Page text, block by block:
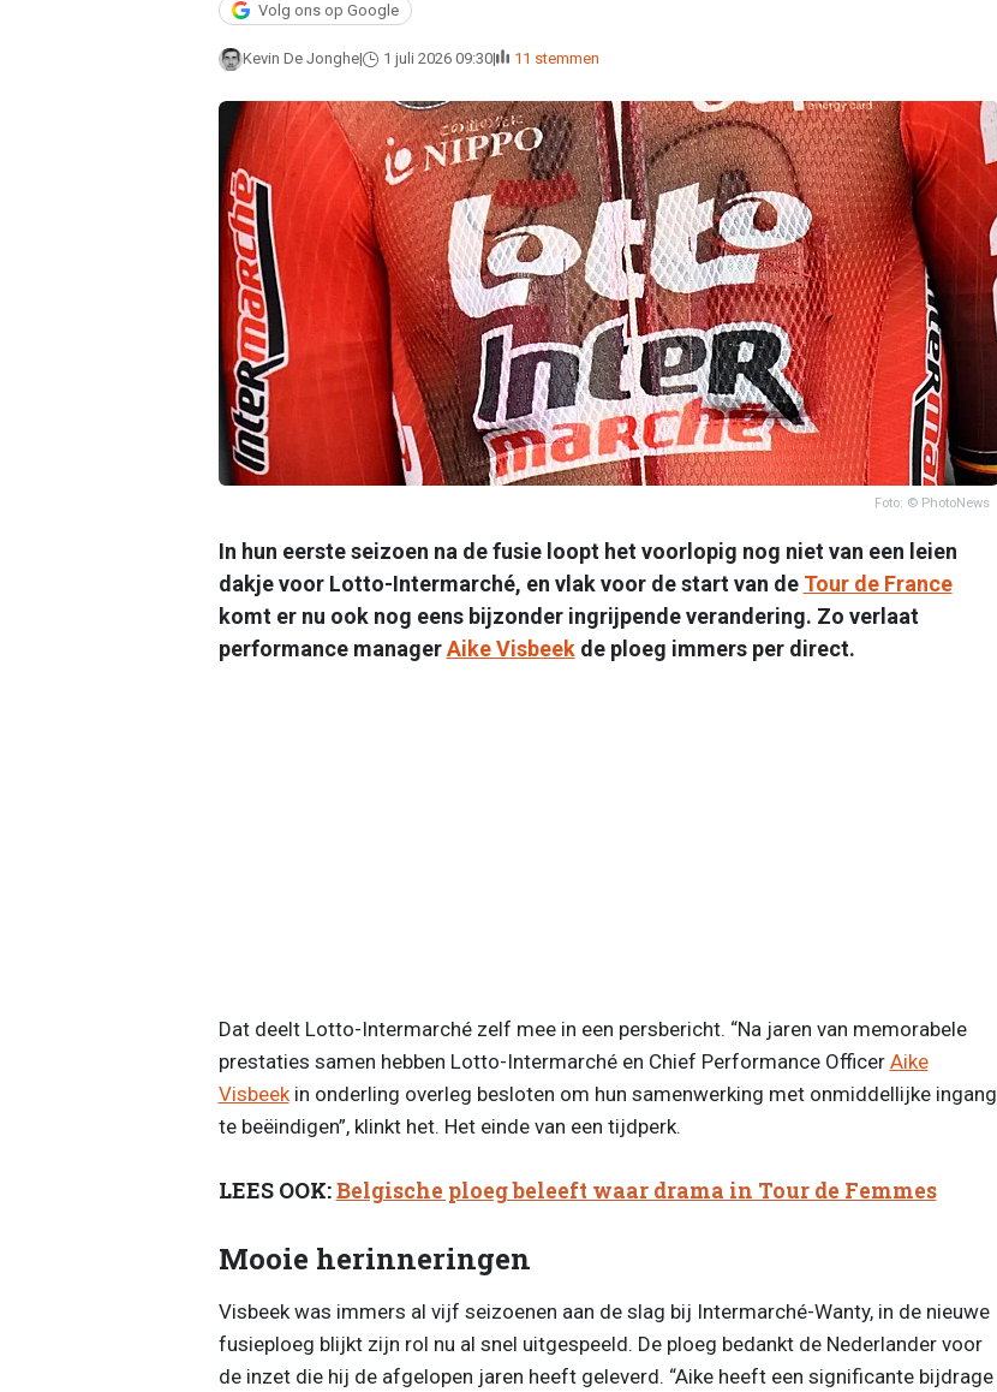
Volg ons op Google
Kevin De Jonghe 1 juli 2026 09:30 11 stemmen
Foto: © PhotoNews
In hun eerste seizoen na de fusie loopt het voorlopig nog niet van een leien
dakje voor Lotto-Intermarché, en vlak voor de start van de Tour de France
komt er nu ook nog eens bijzonder ingrijpende verandering. Zo verlaat
performance managerAike Visbeekde ploeg immers per direct.
Dat deelt Lotto-Intermarché zelf mee in een persbericht. “Na jaren van memorabele
prestaties samen hebben Lotto-Intermarché en Chief Performance Officer Aike
Visbeekin onderling overleg besloten om hun samenwerking met onmiddellijke ingang
te beëindigen”, klinkt het. Het einde van een tijdperk.
LEES OOK:Belgische ploeg beleeft waar drama in Tour de Femmes
Mooie herinneringen
Visbeek was immers al vijf seizoenen aan de slag bij Intermarché-Wanty, in de nieuwe
fusieploeg blijkt zijn rol nu al snel uitgespeeld. De ploeg bedankt de Nederlander voor
de inzet die hij de afgelopen jaren heeft geleverd. “Aike heeft een significante bijdrage